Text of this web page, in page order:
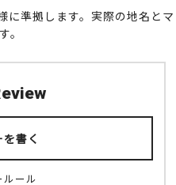
準拠します。実際の地名とマ
。
書く
ルール